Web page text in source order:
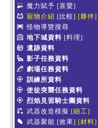
魔力賦予 [喜愛]
寵物介紹 [比較] [夥伴]
怪物導覽搜尋
地下城資料 [料理]
遺跡資料
影子任務資料
劇場任務資料
訓練所資料
使徒突襲任務資料
烈焰見習騎士團資料
武器改造模擬 [細工]
武器聚能 [效果] [材料]